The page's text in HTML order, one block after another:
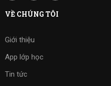
VỀ CHÚNG TÔI
Giới thiệu
App lớp học
Tin tức